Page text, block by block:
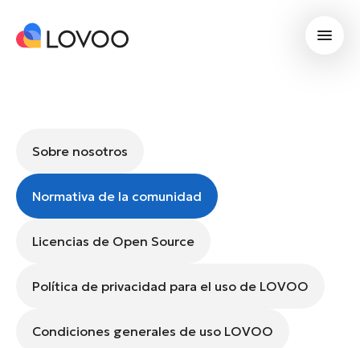
Sobre nosotros
Normativa de la comunidad
Licencias de Open Source
Política de privacidad para el uso de LOVOO
Condiciones generales de uso LOVOO